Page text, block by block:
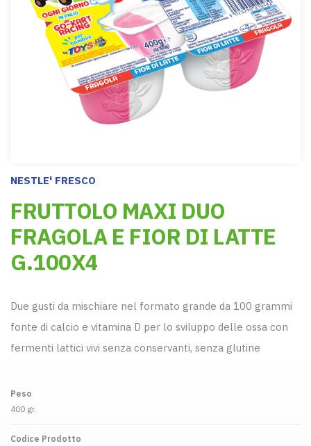
NESTLE' FRESCO
FRUTTOLO MAXI DUO
FRAGOLA E FIOR DI LATTE
G.100X4
Due gusti da mischiare nel formato grande da 100 grammi
fonte di calcio e vitamina D per lo sviluppo delle ossa con
fermenti lattici vivi senza conservanti, senza glutine
Peso
400 gr.
Codice Prodotto